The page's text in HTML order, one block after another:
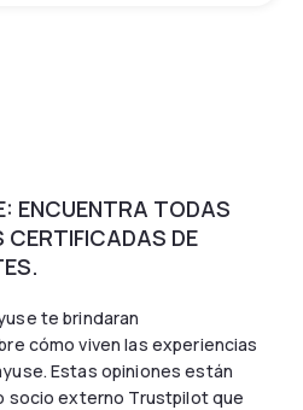
ENCUENTRA TODAS
CERTIFICADAS DE
te brindaran
cómo viven las experiencias
Estas opiniones están
socio externo Trustpilot que